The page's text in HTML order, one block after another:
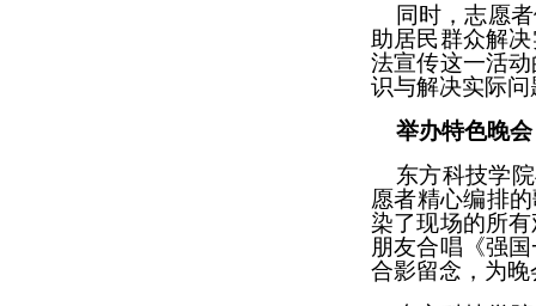
同时，志愿
助居民群众解
法宣传这一活
识与解决实际
举办特色晚
东方科技学
愿者精心编排
染了现场的所
朋友合唱《强
合影留念，为